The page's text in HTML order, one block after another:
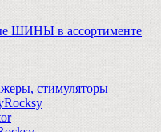
ШИНЫ в ассортименте
стимуляторы